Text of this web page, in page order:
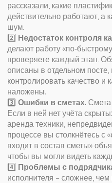
рассказали, какие
действительно работают, а
шум.
2️⃣ Недостаток контроля
делают работу
проверяете каждый этап.
описаны в отдельном посте,
контролировать качество
наложены.
3️⃣ Ошибки в сметах.
Если в ней нет учёта
аренда техники,
процессе вы столкнётесь с
входит в состав сметы»
чтобы вы могли видеть
4️⃣ Проблемы с
исполнителя – сложнее,